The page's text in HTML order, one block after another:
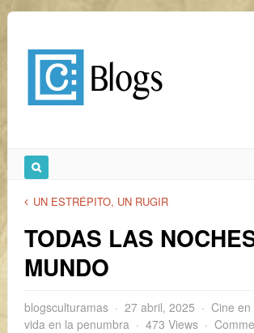
UN ESTRÉPITO, UN RUGIR
TODAS LAS
MUNDO
blogsculturamas 27 abril, 2025 Cine
vida en la penumbra
473 Views